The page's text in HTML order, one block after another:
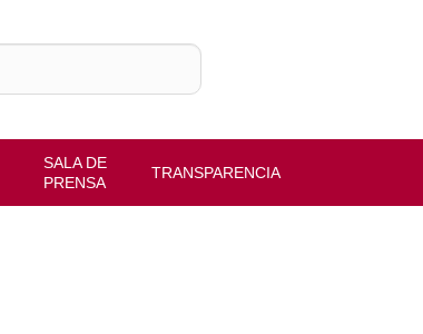
SALA DE
PRENSA
TRANSPARENCIA